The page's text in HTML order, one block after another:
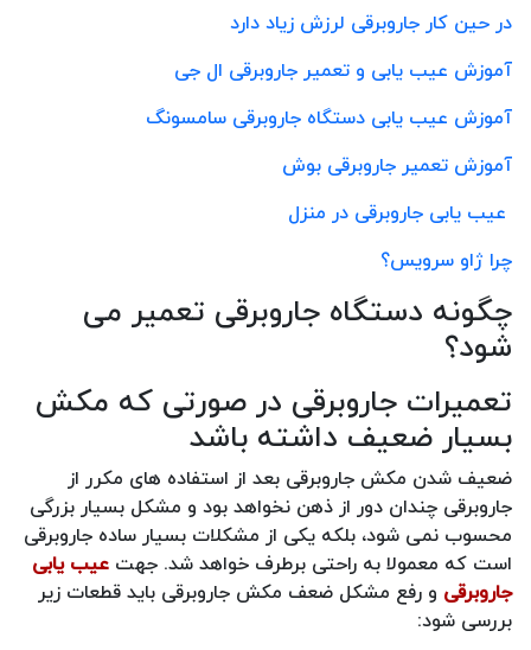
در حین کار جاروبرقی لرزش زیاد دارد
آموزش عیب یابی و تعمیر جاروبرقی ال جی
آموزش عیب یابی دستگاه جاروبرقی سامسونگ
آموزش تعمیر جاروبرقی بوش
عیب یابی جاروبرقی در منزل
چرا ژاو سرویس؟
چگونه دستگاه جاروبرقی تعمیر می
شود؟
تعمیرات جاروبرقی در صورتی که مکش
بسیار ضعیف داشته باشد
ضعیف شدن مکش جاروبرقی بعد از استفاده های مکرر از
جاروبرقی چندان دور از ذهن نخواهد بود و مشکل بسیار بزرگی
محسوب نمی شود، بلکه یکی از مشکلات بسیار ساده جاروبرقی
است که معمولا به راحتی برطرف خواهد شد. جهت عیب یابی
جاروبرقی و رفع مشکل ضعف مکش جاروبرقی باید قطعات زیر
بررسی شود: